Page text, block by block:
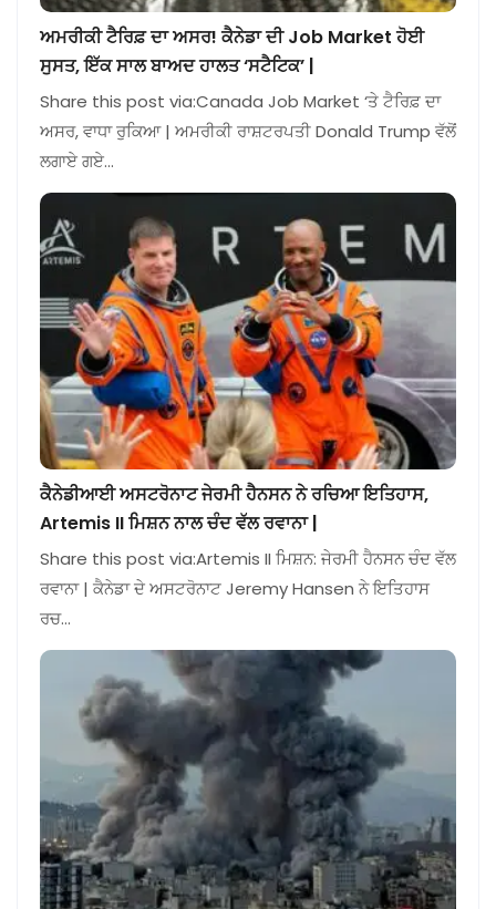
ਅਮਰੀਕੀ ਟੈਰਿਫ਼ ਦਾ ਅਸਰ! ਕੈਨੇਡਾ ਦੀ Job Market ਹੋਈ
ਸੁਸਤ, ਇੱਕ ਸਾਲ ਬਾਅਦ ਹਾਲਤ ‘ਸਟੈਟਿਕ’ |
Share this post via:Canada Job Market ‘ਤੇ ਟੈਰਿਫ਼ ਦਾ
ਅਸਰ, ਵਾਧਾ ਰੁਕਿਆ | ਅਮਰੀਕੀ ਰਾਸ਼ਟਰਪਤੀ Donald Trump ਵੱਲੋਂ
ਲਗਾਏ ਗਏ…
ਕੈਨੇਡੀਆਈ ਅਸਟਰੋਨਾਟ ਜੇਰਮੀ ਹੈਨਸਨ ਨੇ ਰਚਿਆ ਇਤਿਹਾਸ,
Artemis II ਮਿਸ਼ਨ ਨਾਲ ਚੰਦ ਵੱਲ ਰਵਾਨਾ |
Share this post via:Artemis II ਮਿਸ਼ਨ: ਜੇਰਮੀ ਹੈਨਸਨ ਚੰਦ ਵੱਲ
ਰਵਾਨਾ | ਕੈਨੇਡਾ ਦੇ ਅਸਟਰੋਨਾਟ Jeremy Hansen ਨੇ ਇਤਿਹਾਸ
ਰਚ…